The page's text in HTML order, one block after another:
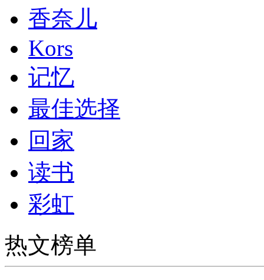
香奈儿
Kors
记忆
最佳选择
回家
读书
彩虹
热文榜单